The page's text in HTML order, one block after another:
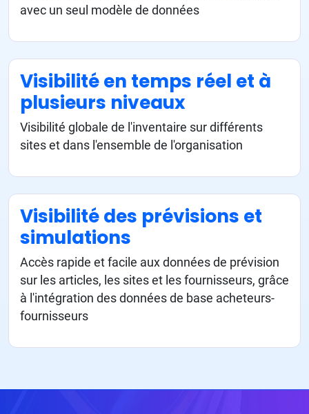
avec un seul modèle de données
Visibilité en temps réel et à
plusieurs niveaux
Visibilité globale de l'inventaire sur différents
sites et dans l'ensemble de l'organisation
Visibilité des prévisions et
simulations
Accès rapide et facile aux données de prévision
sur les articles, les sites et les fournisseurs, grâce
à l'intégration des données de base acheteurs-
fournisseurs